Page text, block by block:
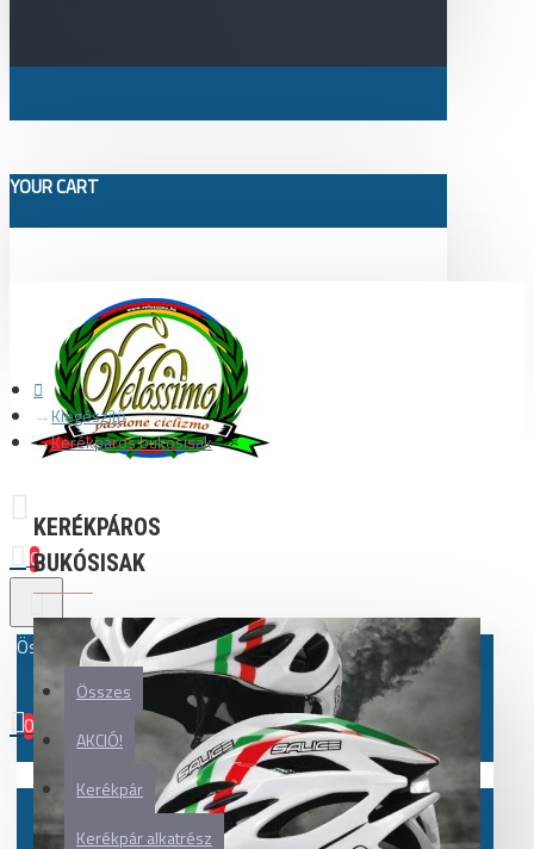
YOUR CART
0
Összes
Összes
AKCIÓ!
Kerékpár
Kerékpár alkatrész
0
Az Ön kosara üres!
Kiegészítő
Kerékpáros bukósisak
KERÉKPÁROS
BUKÓSISAK